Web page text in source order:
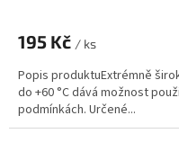
195 Kč / ks
Popis produktuExtrémně
do +60 °C dává možnost
podmínkách. Určené...